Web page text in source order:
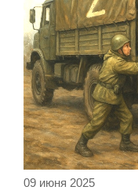
09 июня 2025